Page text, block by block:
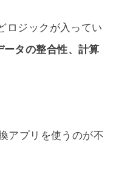
ロジックが入ってい
ータの整合性、計算
アプリを使うのが不